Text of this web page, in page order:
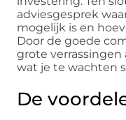
adviesgesprek
mogelijk is en
Door de goede
grote
wat je te wachten
De